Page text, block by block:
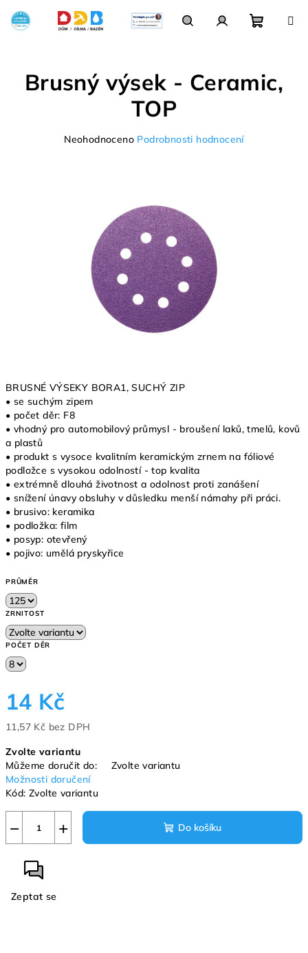
obsah
košík
BRUSNÉ VÝSEKY BORA1, SUCHÝ ZIP
• se suchým zipem
• počet děr: F8
• vhodný pro automobilový průmysl - broušení laků, tmelů, kovů
a plastů
• produkt s vysoce kvalitním keramickým zrnem na fóliové
podložce s vysokou odolností - top kvalita
• extrémně dlouhá životnost a odolnost proti zanášení
• snížení únavy obsluhy v důsledku menší námahy při práci.
• brusivo: keramika
• podložka: film
• posyp: otevřený
• pojivo: umělá pryskyřice
PRŮMĚR
ZRNITOST
POČET DĚR
14 Kč
11,57 Kč bez DPH
cena:
Zvolte variantu
Můžeme doručit do:
Zvolte variantu
Možnosti doručení
Kód: Zvolte variantu
+
− Do košíku
Zeptat se
Brusný výsek - Ceramic,
TOP
Průměrné
hvězdiček.
Neohodnoceno Podrobnosti hodnocení